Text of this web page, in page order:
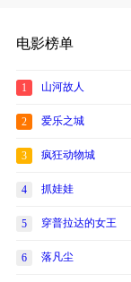
电影榜单
1 山河故人
2 爱乐之城
3 疯狂动物城
4 抓娃娃
5 穿普拉达的女王
6 落凡尘